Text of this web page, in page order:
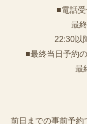
■電話
最
22:30以
■最終当日予約
最
前日までの事前予約